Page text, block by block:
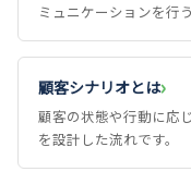
ミュニケーションを行
顧客シナリオとは
顧客の状態や行動に応
を設計した流れです。